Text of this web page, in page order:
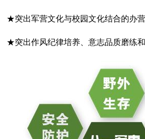
★突出军营文化与校园文化结合的办营
★突出作风纪律培养、意志品质磨练和